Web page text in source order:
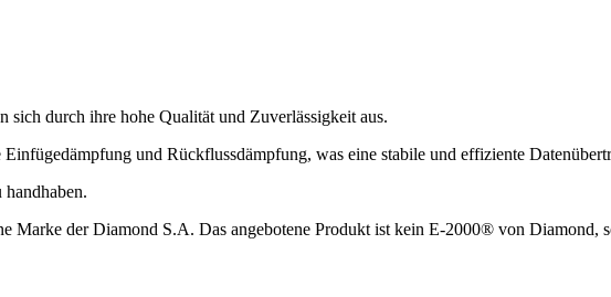
durch ihre hohe Qualität und Zuverlässigkeit aus.
und Rückflussdämpfung, was eine stabile und effiziente
der Diamond S.A. Das angebotene Produkt ist kein E-2000® von Diamond,